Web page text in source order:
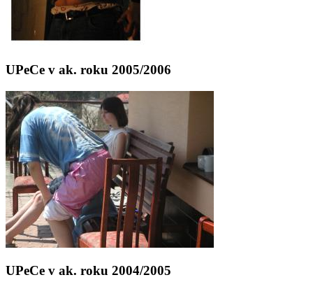
UPeCe v ak. roku 2005/2006
UPeCe v ak. roku 2004/2005